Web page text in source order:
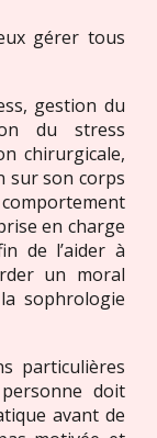
gérer tous
gestion du
du stress
chirurgicale,
sur son corps
en charge
de l’aider à
un moral
sophrologie
particulières
doit
avant de